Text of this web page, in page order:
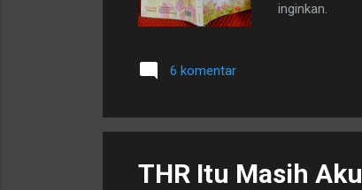
inginkan.
6 komentar
THR Itu Masih